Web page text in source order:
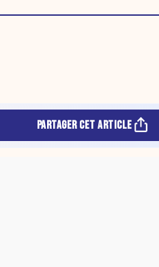
PARTAGER CET ARTICLE